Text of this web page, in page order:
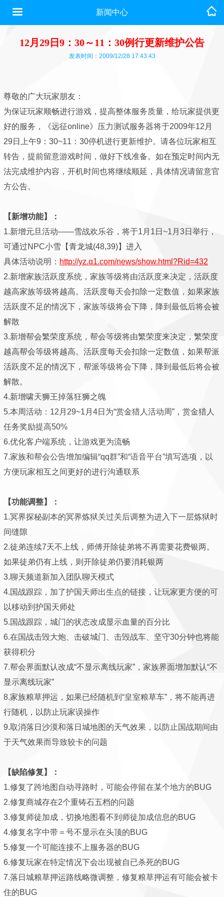
新闻中心
12月29日9：30～11：30例行更新维护公告
发表时间：2009/12/28 17:43:43
尊敬的广大玩家朋友：
为保证玩家顺畅进行游戏，提高整体服务质量，给玩家提供更
好的服务，《远征online》压力测试服务器将于2009年12月
29日上午9：30~11：30停机进行更新维护。请各位玩家相互
转告，提前留意游戏时间，做好下线准备。如在预定时间内无
法完成维护内容，开机时间也将继续顺延，具体情况请留意官
方公告。
【新增功能】：
1.新增元旦活动——雪战欢乐谷，将于1月1日~1月3日举行，
可通过NPC小雪【青龙城(48,39)】进入
具体活动说明： http://yz.q1.com/news/show.html?Rid=432
2.新增家族活跃度系统，家族等级将由活跃度来决定，活跃度
越高家族等级将越高。活跃度每天会扣除一定数值，如果家族
活跃度不足的情况下，家族等级将会下降，降到最低后将会被
解散
3.新增帮会繁荣度系统，帮会等级将由繁荣度来决定，繁荣度
越高帮会等级将越高。活跃度每天会扣除一定数值，如果帮派
活跃度不足的情况下，帮派等级将会下降，降到最低后将会被
解散。
4.新增啸天狮王掉落狂狮之魄
5.本周活动：12月29~1月4日为“赏金猎人活动周”，赏金猎人
任务奖励提高50%
6.优化客户端系统，让游戏更为流畅
7.家族和帮会公告增加编辑“qq群”和“语音平台”填写选项，以
方便玩家相互之间更好的进行沟通联系
【功能调整】：
1.冥界探秘副本的冥界炼狱关过关后调整为进入下一层炼狱时
间缝隙
2.徒弟连续7天不上线，师傅开除徒弟将不再需要花费银两。
如果徒弟仍有上线，则开除徒弟仍要消耗银两
3.聊天频道新加入团队聊天模式
4.国战跟踪，加了护国天师出生点的链接，让玩家更方便的可
以移动到护国天师处
5.国战跟踪，城门的状态改成显示血量的百分比
6.在国战击毁大炮、击破城门、击毁战车、坚守30分钟也将能
获得积分
7.帮会界面默认改成“不显示离线玩家”，家族界面增加默认“不
显示离线玩家”
8.家族粮草押运，如果已经随机到“皇室粮草车”，将不能再进
行随机，以防止玩家误操作
9.取消落日沙漠和落日城地图的天气效果，以防止国战期间由
于天气效果而导致较卡的问题
【缺陷修复】：
1.修复了跨地图自动寻路时，可能会停留在某个地方的BUG
2.修复商城存在2个重铸石五档的问题
3.修复师徒加成，切换地图看不到师徒加成信息的BUG
4.修复名字中带＝号不显示在头顶的BUG
5.修复一个可能连接不上服务器的BUG
6.修复玩家在特定情况下会出现被自已杀死的BUG
7.落日城粮草押运路线略微调整，修复粮草押运有可能会被卡
住的BUG